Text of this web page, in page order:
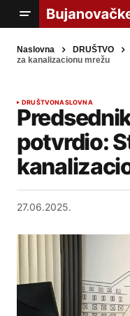
Naslovna DRUŠTVO
za kanalizacionu mrežu
DRUŠTVONASLOVNA
potvrdio:
27.06.2025.